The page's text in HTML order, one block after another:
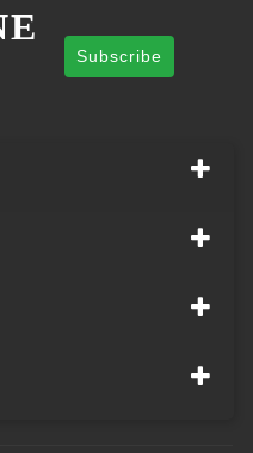
Subscribe